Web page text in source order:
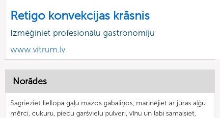
Retigo konvekcijas krāsnis
Izmēģiniet profesionālu gastronomiju
www.vitrum.lv
Norādes
Sagrieziet liellopa gaļu mazos gabaliņos, marinējiet ar jūras aļģu
mērci, cukuru, piecu garšvielu pulveri, vīnu un labi samaisiet,